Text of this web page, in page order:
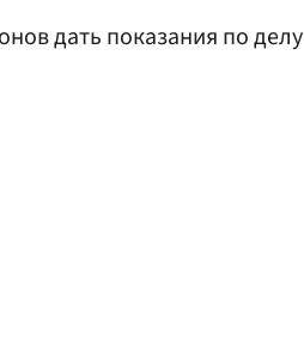
дать показания по делу